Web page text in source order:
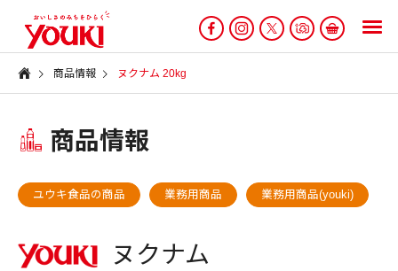
商品情報 ヌクナム 20kg
商品情報
ユウキ食品の商品 業務用商品 業務用商品(youki)
ヌクナム